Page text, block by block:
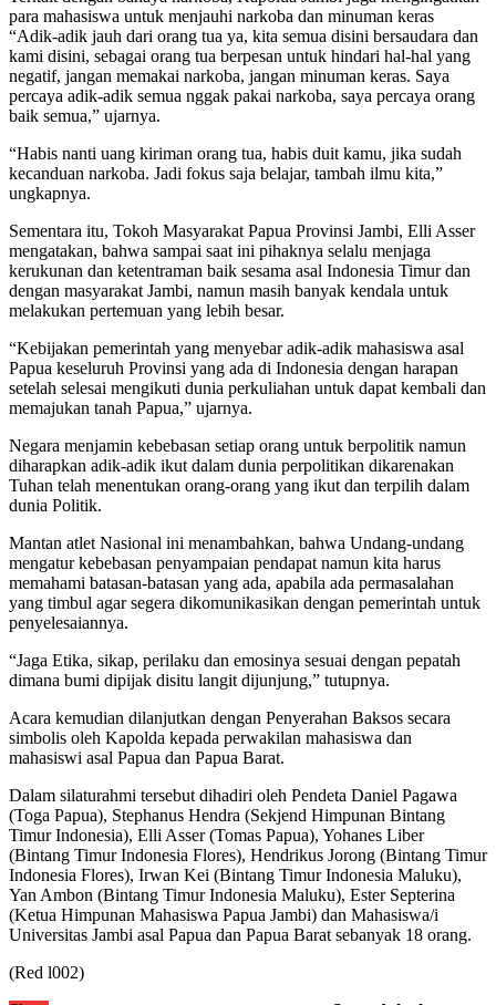
para mahasiswa untuk menjauhi narkoba dan minuman keras
“Adik-adik jauh dari orang tua ya, kita semua disini bersaudara dan
kami disini, sebagai orang tua berpesan untuk hindari hal-hal yang
negatif, jangan memakai narkoba, jangan minuman keras. Saya
percaya adik-adik semua nggak pakai narkoba, saya percaya orang
baik semua,” ujarnya.
“Habis nanti uang kiriman orang tua, habis duit kamu, jika sudah
kecanduan narkoba. Jadi fokus saja belajar, tambah ilmu kita,”
ungkapnya.
Sementara itu, Tokoh Masyarakat Papua Provinsi Jambi, Elli Asser
mengatakan, bahwa sampai saat ini pihaknya selalu menjaga
kerukunan dan ketentraman baik sesama asal Indonesia Timur dan
dengan masyarakat Jambi, namun masih banyak kendala untuk
melakukan pertemuan yang lebih besar.
“Kebijakan pemerintah yang menyebar adik-adik mahasiswa asal
Papua keseluruh Provinsi yang ada di Indonesia dengan harapan
setelah selesai mengikuti dunia perkuliahan untuk dapat kembali dan
memajukan tanah Papua,” ujarnya.
Negara menjamin kebebasan setiap orang untuk berpolitik namun
diharapkan adik-adik ikut dalam dunia perpolitikan dikarenakan
Tuhan telah menentukan orang-orang yang ikut dan terpilih dalam
dunia Politik.
Mantan atlet Nasional ini menambahkan, bahwa Undang-undang
mengatur kebebasan penyampaian pendapat namun kita harus
memahami batasan-batasan yang ada, apabila ada permasalahan
yang timbul agar segera dikomunikasikan dengan pemerintah untuk
penyelesaiannya.
“Jaga Etika, sikap, perilaku dan emosinya sesuai dengan pepatah
dimana bumi dipijak disitu langit dijunjung,” tutupnya.
Acara kemudian dilanjutkan dengan Penyerahan Baksos secara
simbolis oleh Kapolda kepada perwakilan mahasiswa dan
mahasiswi asal Papua dan Papua Barat.
Dalam silaturahmi tersebut dihadiri oleh Pendeta Daniel Pagawa
(Toga Papua), Stephanus Hendra (Sekjend Himpunan Bintang
Timur Indonesia), Elli Asser (Tomas Papua), Yohanes Liber
(Bintang Timur Indonesia Flores), Hendrikus Jorong (Bintang Timur
Indonesia Flores), Irwan Kei (Bintang Timur Indonesia Maluku),
Yan Ambon (Bintang Timur Indonesia Maluku), Ester Septerina
(Ketua Himpunan Mahasiswa Papua Jambi) dan Mahasiswa/i
Universitas Jambi asal Papua dan Papua Barat sebanyak 18 orang.
(Red l002)